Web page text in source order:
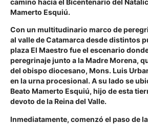
Mamerto Esquiú.
Con un multitudinario marco de
al valle de Catamarca desde distintos
plaza El Maestro fue el escenario
peregrinaje junto a la Madre Morena,
del obispo diocesano, Mons. Luis
en la urna procesional. A su lado se
Beato Mamerto Esquiú, hijo de esta
devoto de la Reina del Valle.
Inmediatamente, comenzó el paso de